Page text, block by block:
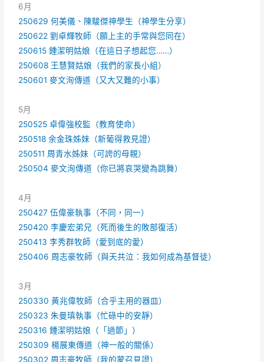
6月
250629 何美儀、陳駿傑神學生（神學生分享）
250622 劉卓輝牧師（願上主的手常與您同在）
250615 鍾潔明姑娘（在這日子想起您……）
250608 王慧賢姑娘（我們的家長小組）
250601 麥文洵傳道（又大又難的小事）
5月
250525 卓偉強校監（教育使命）
250518 余金珠姊妹（新葡得救見證）
250511 周青水姊妹（可誇的母親）
250504 麥文洵傳道（你已將哀哭變為跳舞）
4月
250427 伍偉豪執事（不同，同一）
250420 李慶宏弟兄（死而後生的敗部復活）
250413 李秀群牧師（愛到底的愛）
250406 周志豪牧師（與天共泣：我如何成為基督徒）
3月
250330 黃兆偉牧師（合乎主用的器皿）
250323 朱曼瑱執事（忙碌中的安靜）
250316 鍾潔明姑娘（「過節」）
250309 楊展東傳道（神一般的關係）
250302 周志豪牧師（我的蒙召見證）